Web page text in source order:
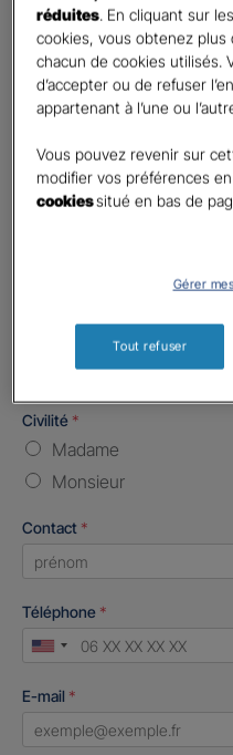
Code postal du risque*
Nombre de caractères
La limite est de 5 caractères.
Type d'assurance souhaitée*
Responsabilité Civile
Batiment / Local
Autre
Non
Civilité *
Madame
Monsieur
Contact *
Téléphone *
United
+1
E-mail *
réduites. En cliquant sur
cookies, vous obtenez
chacun de cookies utilisés.
d’accepter ou de refuser
appartenant à l’une ou
Vous pouvez revenir sur
modifier vos préférences
cookiessitué en bas de
Gérer
Tout refuser